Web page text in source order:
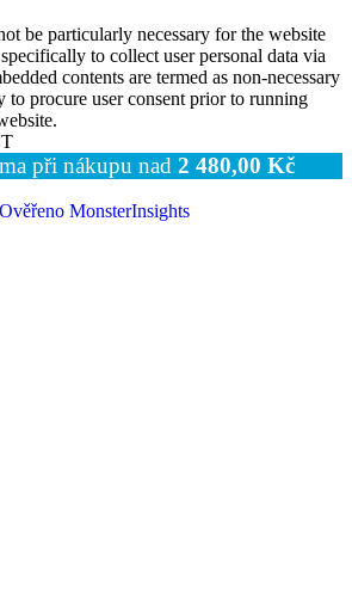
be particularly necessary for the website
to collect user personal data via
contents are termed as non-necessary
to procure user consent prior to running
při nákupu nad 2 480,00 Kč